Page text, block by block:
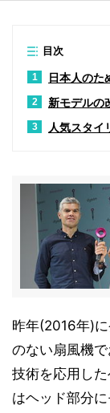
目次
1 日本人のた
2 新モデルの
3 人気スタイ
昨年(2016年)
のない扇風機
技術を応用し
はヘッド部分